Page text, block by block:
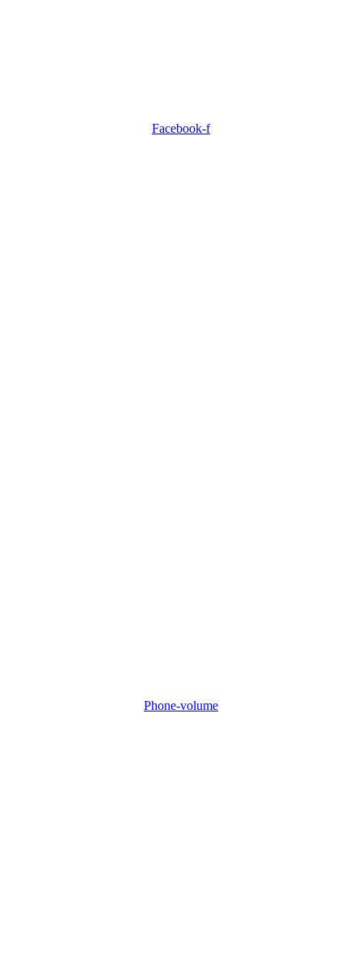
Facebook-f
Phone-volume